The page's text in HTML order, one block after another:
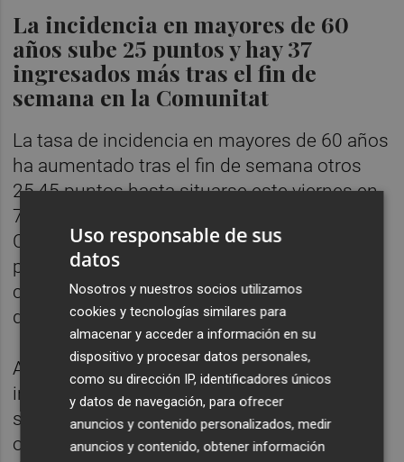
La incidencia en mayores de 60
años sube 25 puntos y hay 37
ingresados más tras el fin de
semana en la Comunitat
La tasa de incidencia en mayores de 60 años
ha aumentado tras el fin de semana otros
25,45 puntos hasta situarse este viernes en
728,62 por cada 100.000 habitantes en la
Comunitat Valenciana, aunque permanece
por debajo de la media nacional, de 843,24
casos, según la actualización del Ministerio
de Sanidad.
Actualmente hay 622 pacientes covid
ingresados, 37 más que el viernes, lo que
supone que el 5,62% de las camas están
ocupadas, mientras que hay 31 camas UCI,
Uso responsable de sus
datos
Nosotros y nuestros socios utilizamos
cookies y tecnologías similares para
almacenar y acceder a información en su
dispositivo y procesar datos personales,
como su dirección IP, identificadores únicos
y datos de navegación, para ofrecer
anuncios y contenido personalizados, medir
anuncios y contenido, obtener información